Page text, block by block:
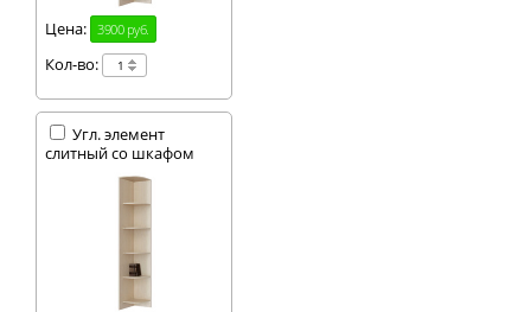
Цена: 3900 руб.
Кол-во:
Угл. элемент
слитный со шкафом